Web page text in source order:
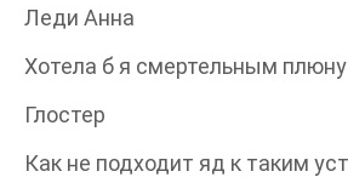
Леди Анна
Хотела б я смертельным
Глостер
Как не подходит яд к таким